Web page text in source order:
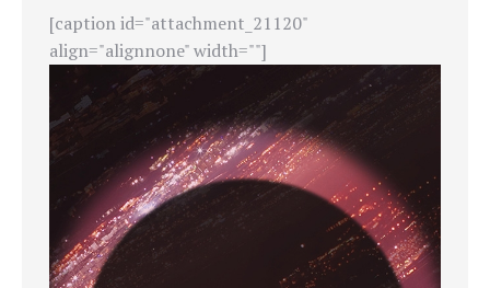
[caption id="attachment_21120"
align="alignnone" width=""]